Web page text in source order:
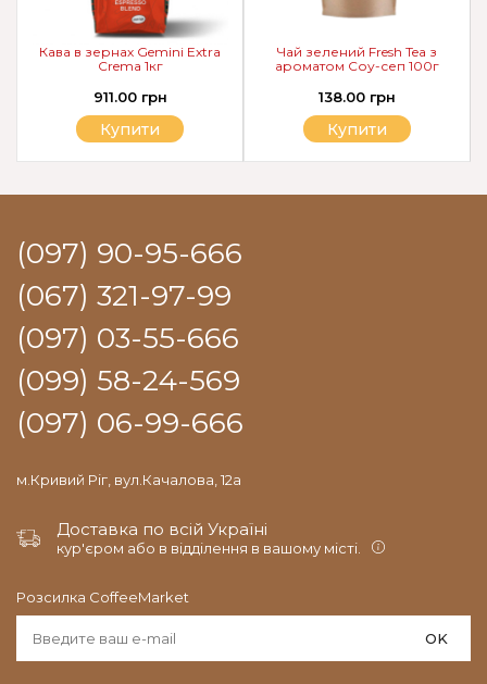
Чай зелений Fresh Tea з
ароматом Соу-сеп 100г
138.00 грн
Купити
Кава в зернах Gemini Extra
Crema 1кг
911.00 грн
Купити
(097) 90-95-666
(067) 321-97-99
(097) 03-55-666
(099) 58-24-569
(097) 06-99-666
м.Кривий Ріг, вул.Качалова, 12а
Доставка по всій Україні
кур'єром або в відділення в вашому місті.
Розсилка CoffeeMarket
OK